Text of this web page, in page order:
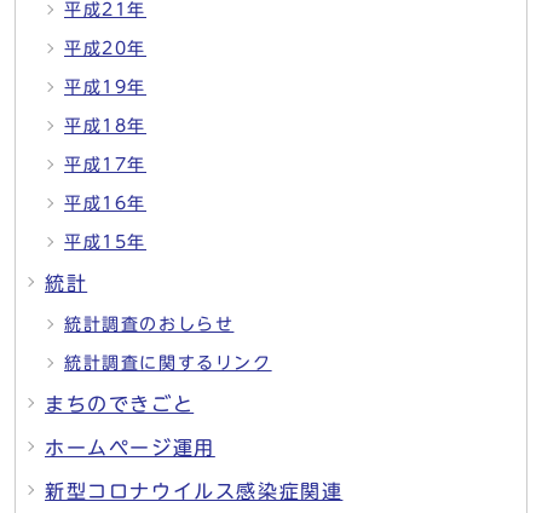
平成21年
平成20年
平成19年
平成18年
平成17年
平成16年
平成15年
統計
統計調査のおしらせ
統計調査に関するリンク
まちのできごと
ホームページ運用
新型コロナウイルス感染症関連